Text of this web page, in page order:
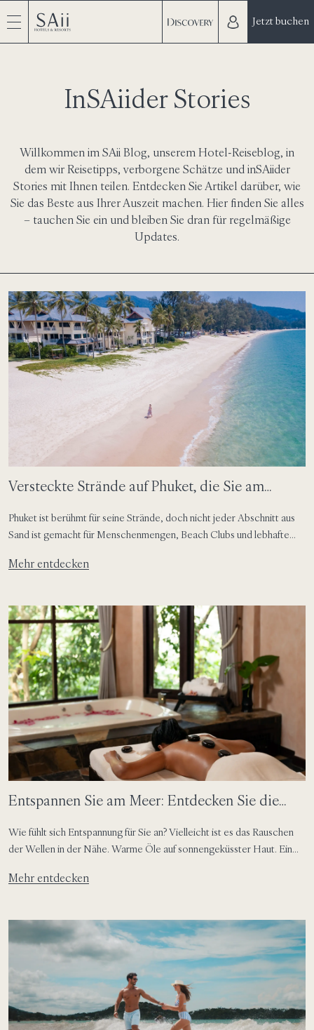
Jetzt buchen
InSAiider Stories
Willkommen im SAii Blog, unserem Hotel-Reiseblog, in
dem wir Reisetipps, verborgene Schätze und inSAiider
Stories mit Ihnen teilen. Entdecken Sie Artikel darüber, wie
Sie das Beste aus Ihrer Auszeit machen. Hier finden Sie alles
– tauchen Sie ein und bleiben Sie dran für regelmäßige
Updates.
Versteckte Strände auf Phuket, die Sie am
liebsten für sich behalten würden
Phuket ist berühmt für seine Strände, doch nicht jeder Abschnitt aus
Sand ist gemacht für Menschenmengen, Beach Clubs und lebhafte
Reisende noch immer ruhigere Buchten, versteckte Buchten und
Gäste, die […]
Mehr entdecken
Entspannen Sie am Meer: Entdecken Sie die
Signature Spa-Behandlungen in den SAii Hotels
& Resorts
Wie fühlt sich Entspannung für Sie an? Vielleicht ist es das Rauschen
der Wellen in der Nähe. Warme Öle auf sonnengeküsster Haut. Ein
innezuhalten, langsamer zu werden und wieder bei sich anzukommen.
Mehr entdecken